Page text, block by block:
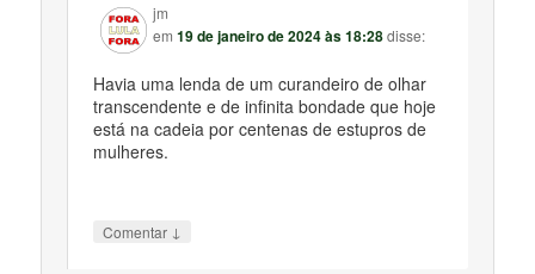
jm
em19 de janeiro de 2024 às 18:28disse:
Havia uma lenda de um curandeiro de olhar
transcendente e de infinita bondade que hoje
está na cadeia por centenas de estupros de
mulheres.
Comentar ↓